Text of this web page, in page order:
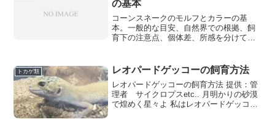
の基本
コーンスネークのモルフとカラーの基
本。一般的な目安、自然界での根拠、飼
育下の注意点、個体差、所感を分けて整
トカゲ類 レオパードゲッコーの飼育方法
レオパードゲッコーの飼育方法 提供：管
理者 サイクロプスetc.. 月明かりの砂漠
で煌めく星々よ 私はレオパードゲッコ